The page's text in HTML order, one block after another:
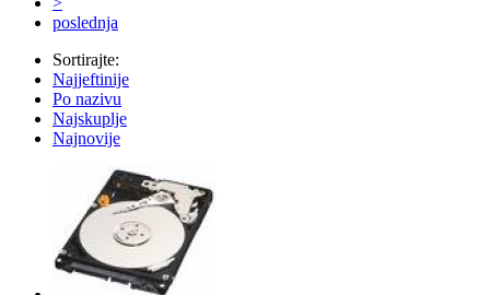
poslednja
Sortirajte:
Najjeftinije
Po nazivu
Najskuplje
Najnovije